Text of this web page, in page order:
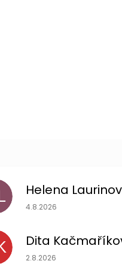
Helena
Hodnocení obchodu je
4.8.2026
Dita
Hodnocení obchodu je
2.8.2026